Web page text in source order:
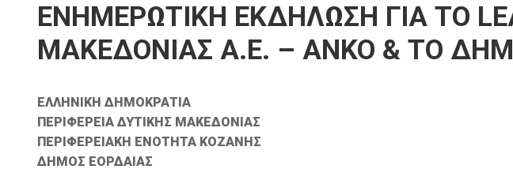
ΕΝΗΜΕΡΩΤΙΚΗ ΕΚΔΗΛΩΣΗ ΓΙΑ ΤΟ
ΜΑΚΕΔΟΝΙΑΣ Α.Ε. – ΑΝΚΟ & ΤΟ
ΕΛΛΗΝΙΚΗ ΔΗΜΟΚΡΑΤΙΑ
ΠΕΡΙΦΕΡΕΙΑ ΔΥΤΙΚΗΣ ΜΑΚΕΔΟΝΙΑΣ
ΠΕΡΙΦΕΡΕΙΑΚΗ ΕΝΟΤΗΤΑ ΚΟΖΑΝΗΣ
ΔΗΜΟΣ ΕΟΡΔΑΙΑΣ